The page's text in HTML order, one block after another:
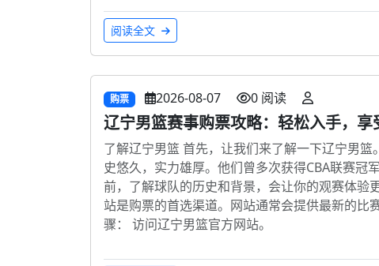
阅读全文
购票 2026-08-07 0 阅读
辽宁男篮赛事购票攻略：轻松入手，享
了解辽宁男篮 首先，让我们来了解一下辽宁男
史悠久，实力雄厚。他们曾多次获得CBA联赛冠
前，了解球队的历史和背景，会让你的观赛体验
站是购票的首选渠道。网站通常会提供最新的比
骤： 访问辽宁男篮官方网站。